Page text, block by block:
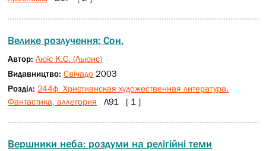
Велике розлучення: Сон.
Автор:Люїс К.С. (Льюис)
Видавництво:Свічадо 2003
Розділ: 244ф Христианская художественная литература.
Фантастика, аллегория Л91 [ 1 ]
Вершники неба: роздуми на релігійні теми